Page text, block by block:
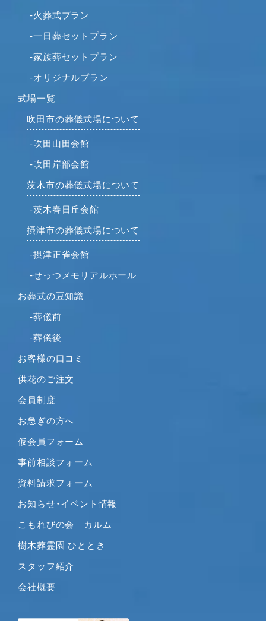
-火葬式プラン
-一日葬セットプラン
-家族葬セットプラン
-オリジナルプラン
式場一覧
吹田市の葬儀式場について
-吹田山田会館
-吹田岸部会館
茨木市の葬儀式場について
-茨木春日丘会館
摂津市の葬儀式場について
-摂津正雀会館
-せっつメモリアルホール
お葬式の豆知識
-葬儀前
-葬儀後
お客様の口コミ
供花のご注文
会員制度
お急ぎの方へ
仮会員フォーム
事前相談フォーム
資料請求フォーム
お知らせ・イベント情報
こもれびの会 カルム
樹木葬霊園 ひととき
スタッフ紹介
会社概要